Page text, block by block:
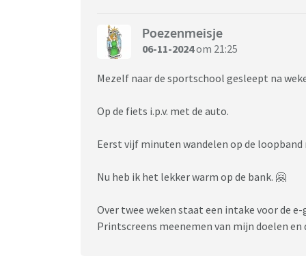
Poezenmeisje
06-11-2024om 21:25
Mezelf naar de sportschool gesleept na
Op de fiets i.p.v. met de auto.
Eerst vijf minuten wandelen op de
Nu heb ik het lekker warm op de bank. 🤗
Over twee weken staat een intake voor de
Printscreens meenemen van mijn doelen